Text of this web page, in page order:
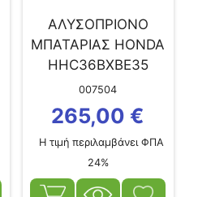
ΑΛΥΣΟΠΡΙΟΝΟ
ΜΠΑΤΑΡΙΑΣ HONDA
HHC36BXBE35
007504
265,00 €
Η τιμή περιλαμβάνει ΦΠΑ
24%